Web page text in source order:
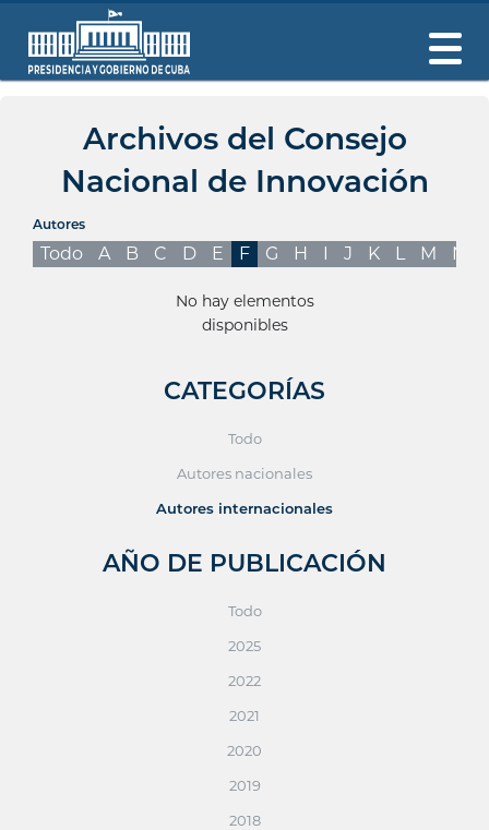
Archivos del Consejo
Nacional de Innovación
Autores
Todo A B C D E F G H I J K L M N
No hay elementos
disponibles
CATEGORÍAS
Todo
Autores nacionales
Autores internacionales
AÑO DE PUBLICACIÓN
Todo
2025
2022
2021
2020
2019
2018